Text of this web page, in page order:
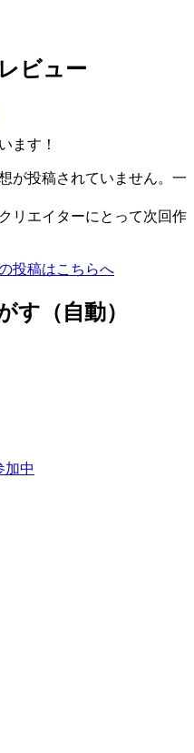
ビュー
ます！
が投稿されていません。一
リエイターにとって次回作
投稿はこちらへ
す（自動）
加中